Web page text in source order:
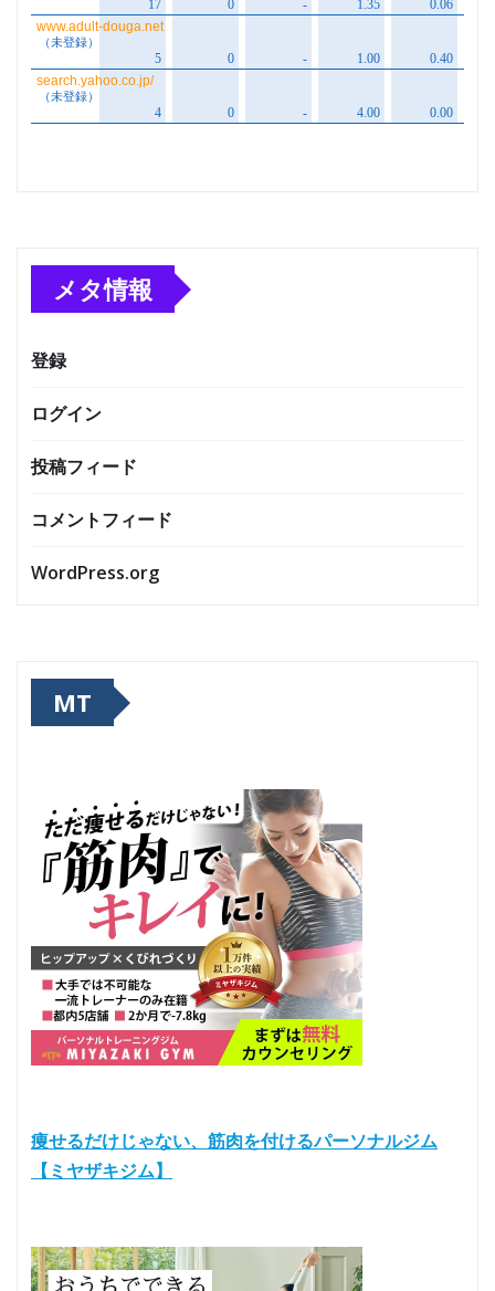
メタ情報
登録
ログイン
投稿フィード
コメントフィード
WordPress.org
MT
痩せるだけじゃない、筋肉を付けるパーソナルジム
【ミヤザキジム】